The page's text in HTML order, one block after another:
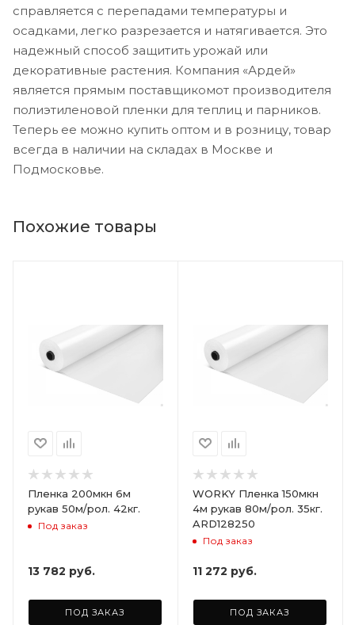
справляется с перепадами температуры и
осадками, легко разрезается и натягивается. Это
надежный способ защитить урожай или
декоративные растения. Компания «Ардей»
является прямым поставщикомот производителя
полиэтиленовой пленки для теплиц и парников.
Теперь ее можно купить оптом и в розницу, товар
всегда в наличии на складах в Москве и
Подмосковье.
Похожие товары
Пленка 200мкн 6м
рукав 50м/рол. 42кг.
Под заказ
13 782 руб.
ПОД ЗАКАЗ
WORKY Пленка 150мкн
4м рукав 80м/рол. 35кг.
ARD128250
Под заказ
11 272 руб.
ПОД ЗАКАЗ